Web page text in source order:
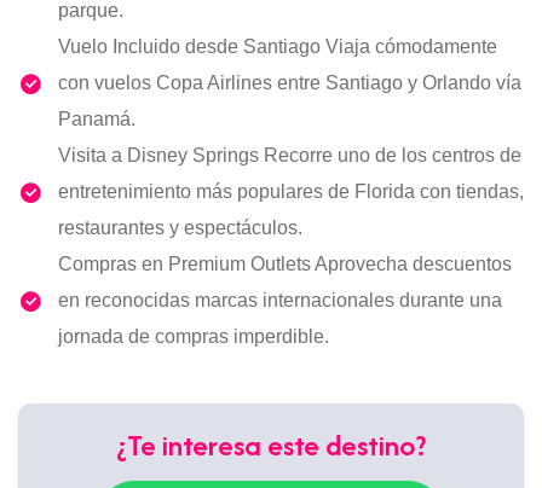
parque.
Vuelo Incluido desde Santiago Viaja cómodamente
con vuelos Copa Airlines entre Santiago y Orlando vía
Panamá.
Visita a Disney Springs Recorre uno de los centros de
entretenimiento más populares de Florida con tiendas,
restaurantes y espectáculos.
Compras en Premium Outlets Aprovecha descuentos
en reconocidas marcas internacionales durante una
jornada de compras imperdible.
¿Te interesa este destino?